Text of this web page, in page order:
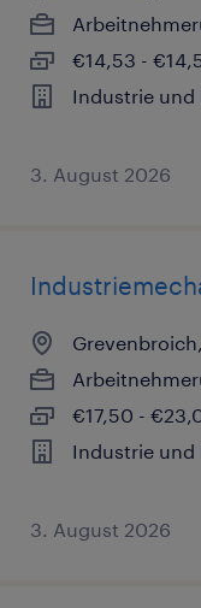
€14,53 -
Industrie und
3. August 2026
€17,50 -
Industrie und
3. August 2026